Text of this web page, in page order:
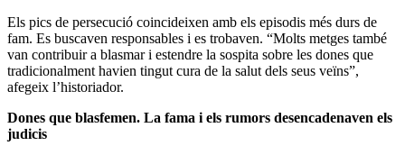
Els pics de persecució coincideixen amb els episodis més durs de
fam. Es buscaven responsables i es trobaven. “Molts metges també
van contribuir a blasmar i estendre la sospita sobre les dones que
tradicionalment havien tingut cura de la salut dels seus veïns”,
afegeix l’historiador.
Dones que blasfemen. La fama i els rumors desencadenaven els
judicis